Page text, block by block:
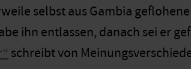
selbst aus Gambia
ihn entlassen, danach sei er
schreibt von